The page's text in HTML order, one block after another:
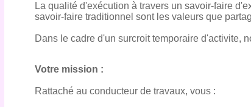
La qualité d'exécution à travers un savoir-faire
savoir-faire traditionnel sont les valeurs que
Dans le cadre d'un surcroit temporaire d'activite,
Votre mission :
Rattaché au conducteur de travaux, vous :